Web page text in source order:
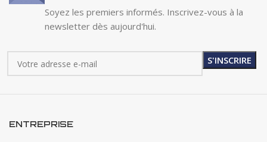
Soyez les premiers informés. Inscrivez-vous à la
newsletter dès aujourd'hui.
ENTREPRISE